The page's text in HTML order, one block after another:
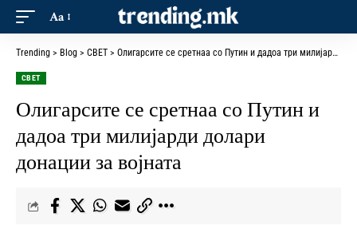
Aa
Trending > Blog > СВЕТ > Олигарсите се сретнаа со Путин и дадоа три милијарди долари донации за војната
СВЕТ
Олигарсите се сретнаа со Путин и
дадоа три милијарди долари
донации за војната